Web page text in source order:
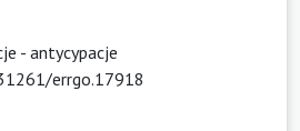
- antycypacje
errgo.17918